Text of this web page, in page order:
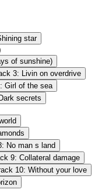
star
of sunshine)
3: Livin on overdrive
Girl of the sea
secrets
No man s land
9: Collateral damage
10: Without your love